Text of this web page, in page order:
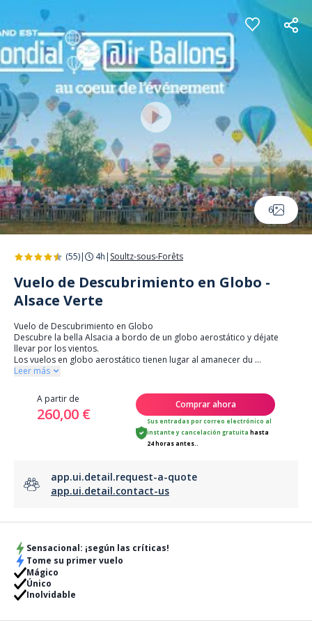
Panel de gestión de cookies
6
(55)| 4h | Soultz-sous-Forêts
Vuelo de Descubrimiento en Globo -
Alsace Verte
Vuelo de Descubrimiento en Globo
Descubre la bella Alsacia a bordo de un globo aerostático y déjate
llevar por los vientos.
Los vuelos en globo aerostático tienen lugar al amanecer du ...
Leer más
A partir de
260,00 €
Comprar ahora
Sus entradas por correo electrónico al
instante y cancelación gratuita hasta
24 horas antes..
app.ui.detail.request-a-quote
app.ui.detail.contact-us
Sensacional: ¡según las críticas!
Tome su primer vuelo
Mágico
Único
Inolvidable